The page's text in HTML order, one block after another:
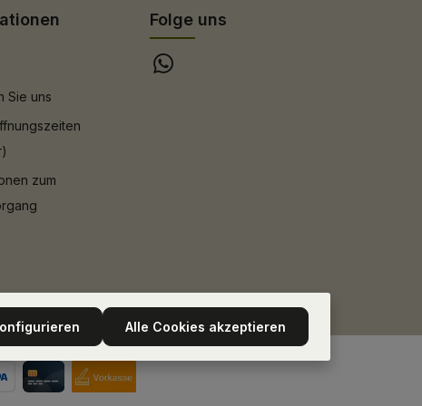
Sie uns
zum
Folge uns
Alle Cookies akzeptieren